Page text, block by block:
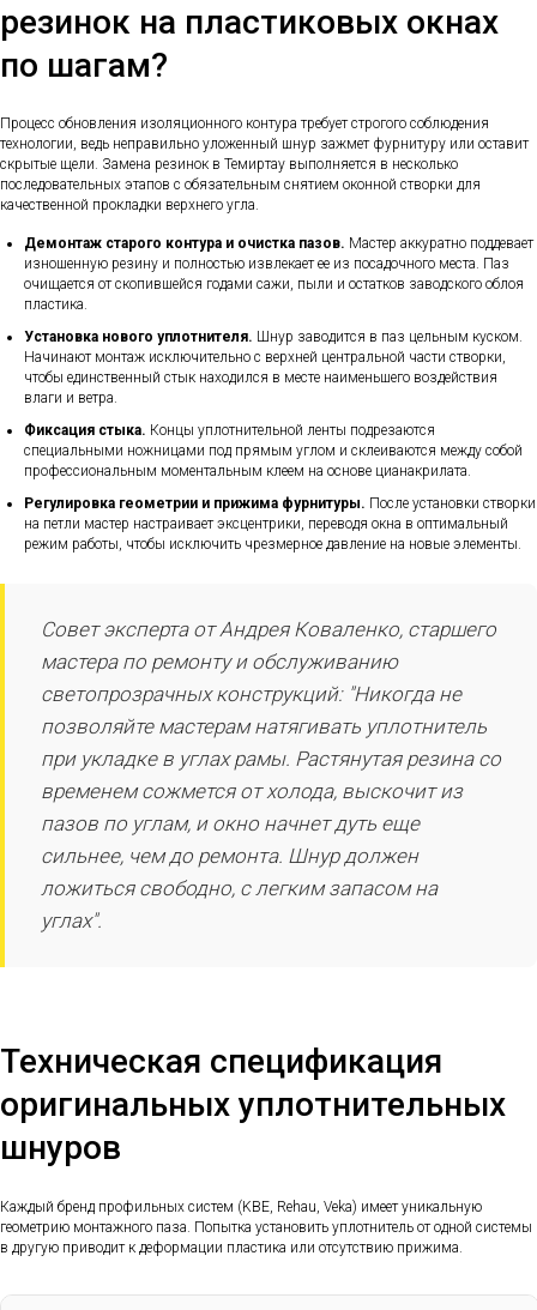
резинок на пластиковых окнах
по шагам?
Процесс обновления изоляционного контура требует строгого соблюдения
технологии, ведь неправильно уложенный шнур зажмет фурнитуру или оставит
скрытые щели. Замена резинок в Темиртау выполняется в несколько
последовательных этапов с обязательным снятием оконной створки для
качественной прокладки верхнего угла.
Демонтаж старого контура и очистка пазов. Мастер аккуратно поддевает
изношенную резину и полностью извлекает ее из посадочного места. Паз
очищается от скопившейся годами сажи, пыли и остатков заводского облоя
пластика.
Установка нового уплотнителя. Шнур заводится в паз цельным куском.
Начинают монтаж исключительно с верхней центральной части створки,
чтобы единственный стык находился в месте наименьшего воздействия
влаги и ветра.
Фиксация стыка. Концы уплотнительной ленты подрезаются
специальными ножницами под прямым углом и склеиваются между собой
профессиональным моментальным клеем на основе цианакрилата.
Регулировка геометрии и прижима фурнитуры. После установки створки
на петли мастер настраивает эксцентрики, переводя окна в оптимальный
режим работы, чтобы исключить чрезмерное давление на новые элементы.
Совет эксперта от Андрея Коваленко, старшего
мастера по ремонту и обслуживанию
светопрозрачных конструкций: "Никогда не
позволяйте мастерам натягивать уплотнитель
при укладке в углах рамы. Растянутая резина со
временем сожмется от холода, выскочит из
пазов по углам, и окно начнет дуть еще
сильнее, чем до ремонта. Шнур должен
ложиться свободно, с легким запасом на
углах".
Техническая спецификация
оригинальных уплотнительных
шнуров
Каждый бренд профильных систем (KBE, Rehau, Veka) имеет уникальную
геометрию монтажного паза. Попытка установить уплотнитель от одной системы
в другую приводит к деформации пластика или отсутствию прижима.